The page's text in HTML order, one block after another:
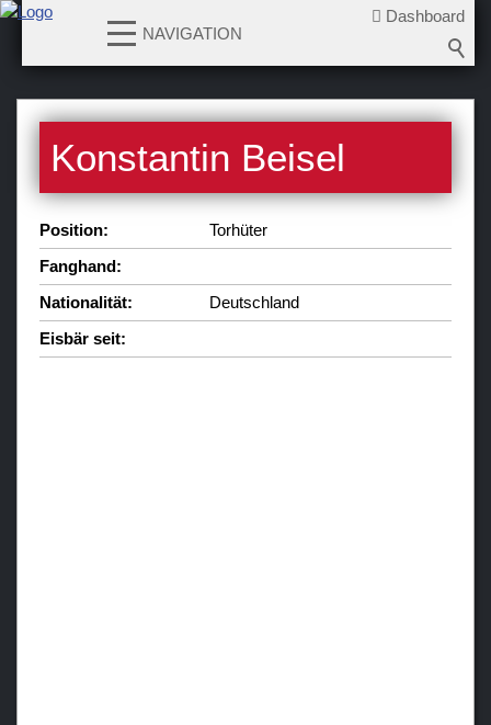
Dashboard
NAVIGATION
News
Teams
Verein
Sponsoren / Partner
Fanzone
Konstantin Beisel
Position:
Torhüter
Fanghand:
Nationalität:
Deutschland
Eisbär seit: